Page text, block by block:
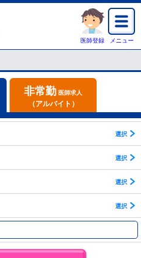
医師登録 メニュー
非常勤 医師求人
（アルバイト）